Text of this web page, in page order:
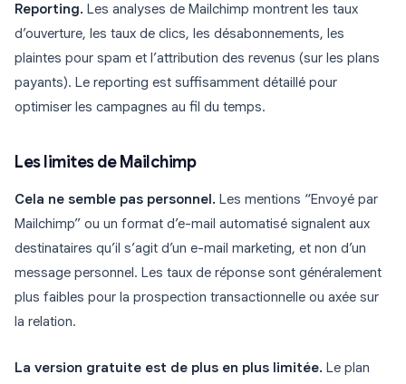
Reporting. Les analyses de Mailchimp montrent les taux
d’ouverture, les taux de clics, les désabonnements, les
plaintes pour spam et l’attribution des revenus (sur les plans
payants). Le reporting est suffisamment détaillé pour
optimiser les campagnes au fil du temps.
Les limites de Mailchimp
Cela ne semble pas personnel. Les mentions “Envoyé par
Mailchimp” ou un format d’e-mail automatisé signalent aux
destinataires qu’il s’agit d’un e-mail marketing, et non d’un
message personnel. Les taux de réponse sont généralement
plus faibles pour la prospection transactionnelle ou axée sur
la relation.
La version gratuite est de plus en plus limitée. Le plan